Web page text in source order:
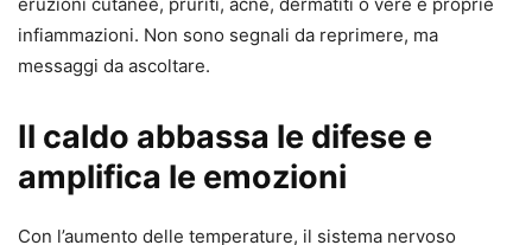
infiammazioni. Non sono segnali da reprimere, ma
messaggi da ascoltare.
Il caldo abbassa le difese e
amplifica le emozioni
Con l’aumento delle temperature, il sistema nervoso